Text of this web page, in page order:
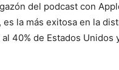
del podcast con
la más exitosa en la
40% de Estados Unidos